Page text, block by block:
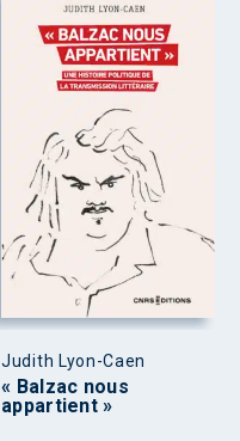
Judith Lyon-Caen
« Balzac nous
appartient »